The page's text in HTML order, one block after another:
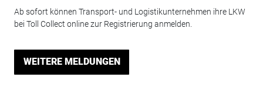
Ab sofort können Transport- und Logistikunternehmen ihre LKW
bei Toll Collect online zur Registrierung anmelden.
WEITERE MELDUNGEN